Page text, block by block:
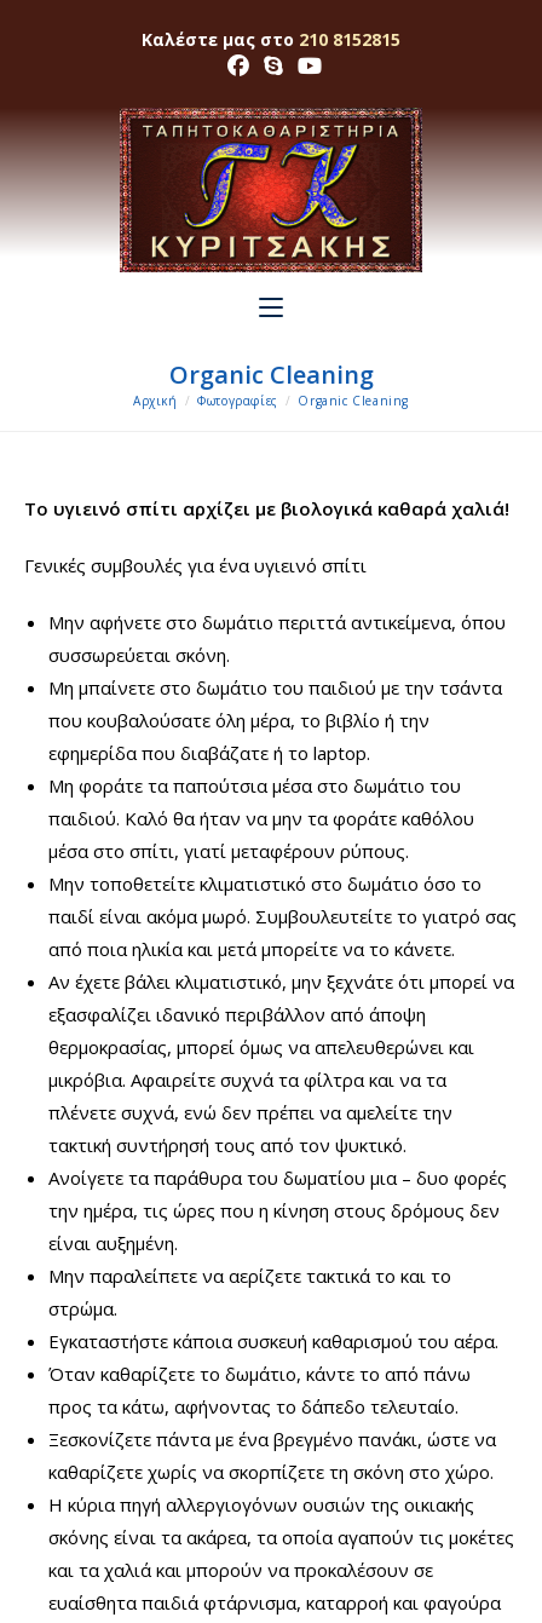
Καλέστε μας στο 210 8152815
Organic Cleaning
Αρχική / Φωτογραφίες / Organic Cleaning
Το υγιεινό σπίτι αρχίζει με βιολογικά καθαρά χαλιά!
Γενικές συμβουλές για ένα υγιεινό σπίτι
Μην αφήνετε στο δωμάτιο περιττά αντικείμενα, όπου
συσσωρεύεται σκόνη.
Μη μπαίνετε στο δωμάτιο του παιδιού με την τσάντα
που κουβαλούσατε όλη μέρα, το βιβλίο ή την
εφημερίδα που διαβάζατε ή το laptop.
Μη φοράτε τα παπούτσια μέσα στο δωμάτιο του
παιδιού. Καλό θα ήταν να μην τα φοράτε καθόλου
μέσα στο σπίτι, γιατί μεταφέρουν ρύπους.
Μην τοποθετείτε κλιματιστικό στο δωμάτιο όσο το
παιδί είναι ακόμα μωρό. Συμβουλευτείτε το γιατρό σας
από ποια ηλικία και μετά μπορείτε να το κάνετε.
Αν έχετε βάλει κλιματιστικό, μην ξεχνάτε ότι μπορεί να
εξασφαλίζει ιδανικό περιβάλλον από άποψη
θερμοκρασίας, μπορεί όμως να απελευθερώνει και
μικρόβια. Αφαιρείτε συχνά τα φίλτρα και να τα
πλένετε συχνά, ενώ δεν πρέπει να αμελείτε την
τακτική συντήρησή τους από τον ψυκτικό.
Ανοίγετε τα παράθυρα του δωματίου μια – δυο φορές
την ημέρα, τις ώρες που η κίνηση στους δρόμους δεν
είναι αυξημένη.
Μην παραλείπετε να αερίζετε τακτικά το και το
στρώμα.
Εγκαταστήστε κάποια συσκευή καθαρισμού του αέρα.
Όταν καθαρίζετε το δωμάτιο, κάντε το από πάνω
προς τα κάτω, αφήνοντας το δάπεδο τελευταίο.
Ξεσκονίζετε πάντα με ένα βρεγμένο πανάκι, ώστε να
καθαρίζετε χωρίς να σκορπίζετε τη σκόνη στο χώρο.
Η κύρια πηγή αλλεργιογόνων ουσιών της οικιακής
σκόνης είναι τα ακάρεα, τα οποία αγαπούν τις μοκέτες
και τα χαλιά και μπορούν να προκαλέσουν σε
ευαίσθητα παιδιά φτάρνισμα, καταρροή και φαγούρα